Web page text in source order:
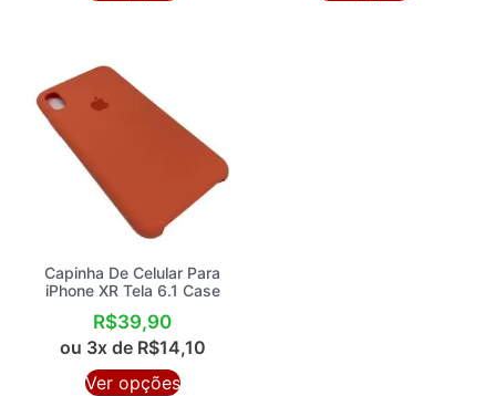
Capinha De Celular Para
iPhone XR Tela 6.1 Case
R$39,90
ou 3x de R$14,10
Ver opções